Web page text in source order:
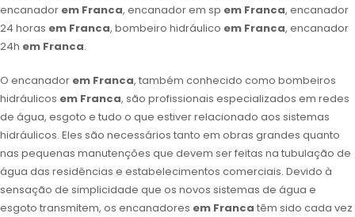
encanador em Franca, encanador em sp em Franca, encanador
24 horas em Franca, bombeiro hidráulico em Franca, encanador
24h em Franca.
O encanador em Franca, também conhecido como bombeiros
hidráulicos em Franca, são profissionais especializados em redes
de água, esgoto e tudo o que estiver relacionado aos sistemas
hidráulicos. Eles são necessários tanto em obras grandes quanto
nas pequenas manutenções que devem ser feitas na tubulação de
água das residências e estabelecimentos comerciais. Devido à
sensação de simplicidade que os novos sistemas de água e
esgoto transmitem, os encanadores em Franca têm sido cada vez